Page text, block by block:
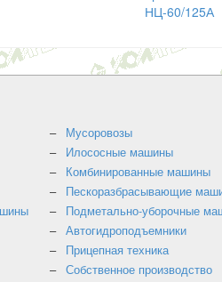
НЦ-60/125А
Мусоровозы
Илососные машины
Комбинированные машины
Пескоразбрасывающие
Подметально-уборочные
Автогидроподъемники
Прицепная техника
Собственное производство